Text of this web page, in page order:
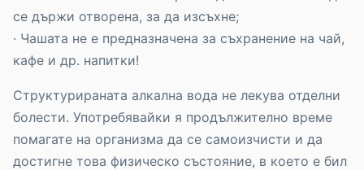
се държи отворена, за да изсъхне;
· Чашата не е предназначена за съхранение на чай,
кафе и др. напитки!
Структурираната алкална вода не лекува отделни
болести. Употребявайки я продължително време
помагате на организма да се самоизчисти и да
достигне това физическо състояние, в което е бил